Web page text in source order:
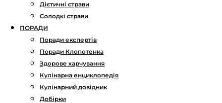
Дієтичні страви
Солодкі страви
ПОРАДИ
Поради експертів
Поради Клопотенка
Здорове харчування
Кулінарна енциклопедія
Кулінарний довідник
Добірки